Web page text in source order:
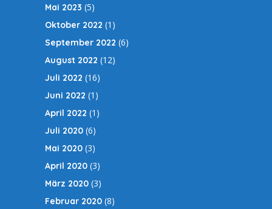
Mai 2023 (5)
Oktober 2022 (1)
September 2022 (6)
August 2022 (12)
Juli 2022 (16)
Juni 2022 (1)
April 2022 (1)
Juli 2020 (6)
Mai 2020 (3)
April 2020 (3)
März 2020 (3)
Februar 2020 (8)